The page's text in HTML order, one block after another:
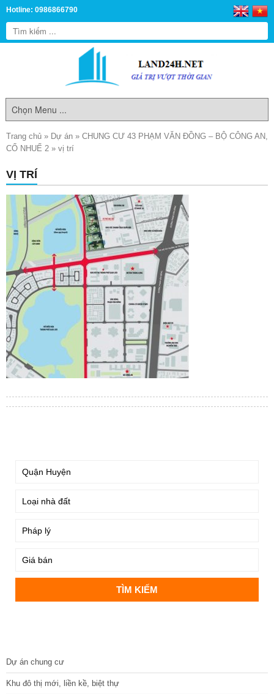
Hotline: 0986866790
Trang chủ » Dự án » CHUNG CƯ 43 PHẠM VĂN ĐỒNG – BỘ CÔNG AN,
CỔ NHUẾ 2 » vị trí
VỊ TRÍ
Dự án chung cư
Khu đô thị mới, liền kề, biệt thự